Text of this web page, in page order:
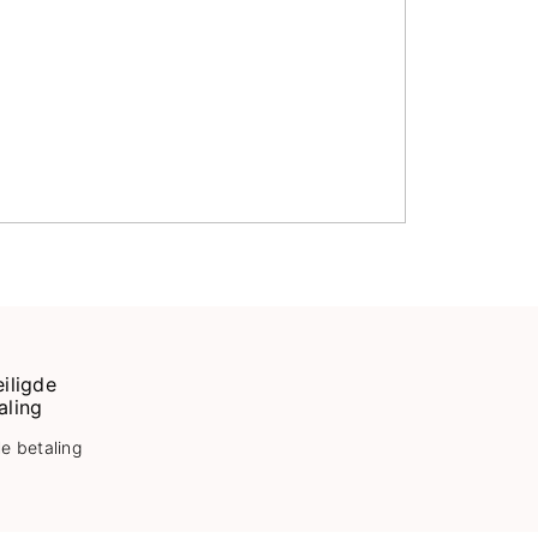
betaling